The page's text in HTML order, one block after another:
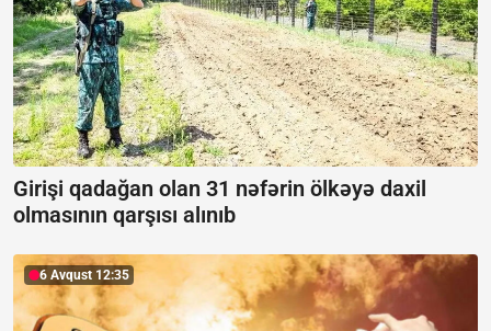
Girişi qadağan olan 31 nəfərin ölkəyə daxil
olmasının qarşısı alınıb
6 Avqust 12:35